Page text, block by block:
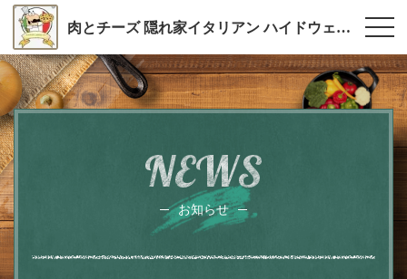
肉とチーズ 隠れ家イタリアン ハイドウェイダイニング555（ファイブ）川越
NEWS
お知らせ